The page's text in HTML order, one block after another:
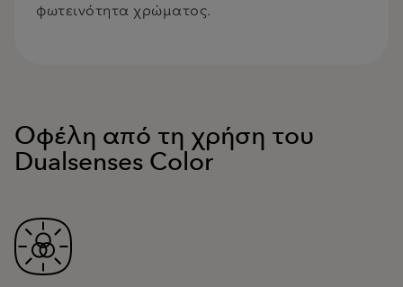
φωτεινότητα χρώματος.
Οφέλη από τη χρήση του
Dualsenses Color